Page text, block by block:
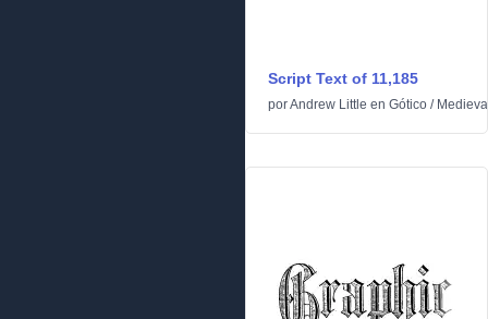
Script Text of 11,185
porAndrew Little en Gótico /